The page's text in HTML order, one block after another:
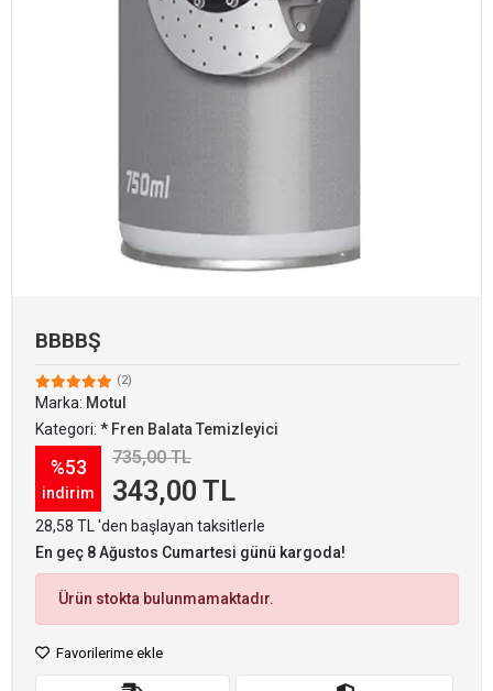
BBBBŞ
(2)
Marka: Motul
Kategori: * Fren Balata Temizleyici
%53
indirim
735,00 TL
343,00 TL
28,58 TL 'den başlayan taksitlerle
En geç 8 Ağustos Cumartesi günü kargoda!
Ürün stokta bulunmamaktadır.
Favorilerime ekle